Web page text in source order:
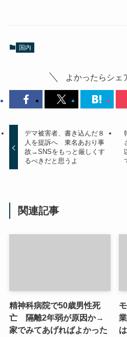
国内
よかったらシェ
デマ被害者、書き込んだ８
人を提訴へ 東名あおり事
故→SNSをもっと厳しくす
るべきだと思うよ
関連記事
精神科病院で50歳男性死
亡 隔離2年弱が原因か→
家でみてあげればよかった